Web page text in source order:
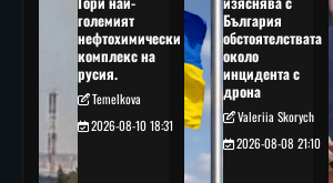
големият
нефтохимически
комплекс на
русия.
Temelkova
2026-08-10 18:31
България
обстоятелствата
около
инцидента с
дрона
Valeriia Skorych
2026-08-08 21:10